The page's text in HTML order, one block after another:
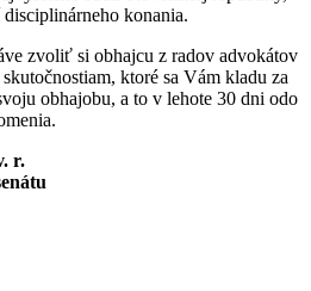
konania.
zvoliť si obhajcu z radov advokátov
ktoré sa Vám kladu za
obhajobu, a to v lehote 30 dni odo
r.